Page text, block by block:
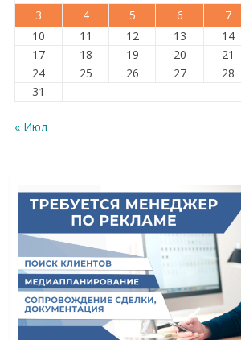
3
4 5 6 7
10
11 12 13 14
17
18 19 20 21
24
25 26 27 28
31
« Июл